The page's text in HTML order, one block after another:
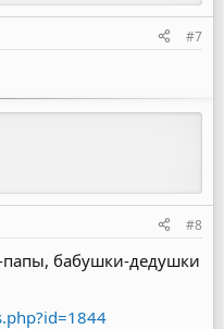
#7
#8
бабушки-дедушки